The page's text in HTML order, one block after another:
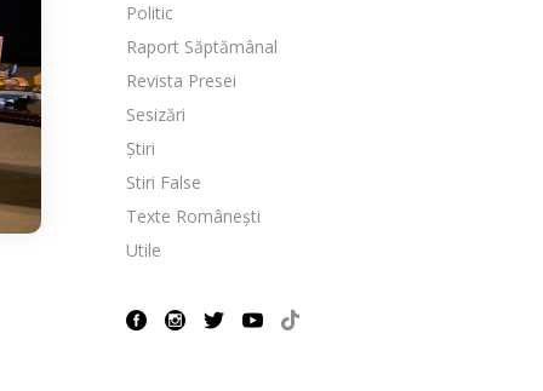
Politic
Raport Săptămânal
Revista Presei
Sesizări
Știri
Stiri False
Texte Românești
Utile